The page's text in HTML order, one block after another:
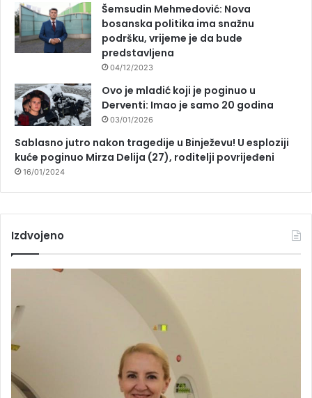
Šemsudin Mehmedović: Nova
bosanska politika ima snažnu
podršku, vrijeme je da bude
predstavljena
04/12/2023
Ovo je mladić koji je poginuo u
Derventi: Imao je samo 20 godina
03/01/2026
Sablasno jutro nakon tragedije u Binježevu! U esploziji
kuće poginuo Mirza Delija (27), roditelji povrijeđeni
16/01/2024
Izdvojeno